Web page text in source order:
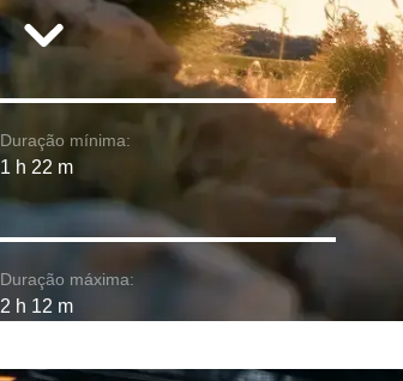
Duração mínima:
1 h 22 m
Duração máxima:
2 h 12 m